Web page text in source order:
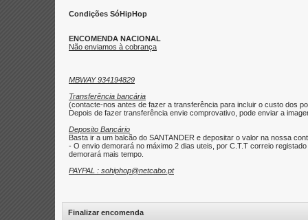
Condições SóHipHop
ENCOMENDA NACIONAL
Não enviamos à cobrança
MBWAY 934194829
Transferência bancária
(contacte-nos antes de fazer a transferência para incluir o custo dos
Depois de fazer transferência envie comprovativo, pode enviar a
Deposito Bancário
Basta ir a um balcão do SANTANDER e depositar o valor na nossa
- O envio demorará no máximo 2 dias uteis, por C.T.T correio
demorará mais tempo.
PAYPAL : sohiphop@netcabo.pt
Finalizar encomenda